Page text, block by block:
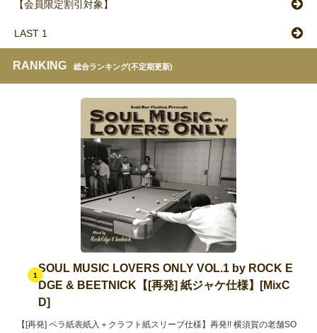
【会員限定割引対象】
LAST 1
RANKING 総合ランキング(不定期更新)
1
SOUL MUSIC LOVERS ONLY VOL.1 by ROCK E
DGE & BEETNICK【[再発] 紙ジャケ仕様】[MixC
D]
【[再発] ペラ紙表紙入＋クラフト紙スリーブ仕様】再発!! 横須賀の老舗SO